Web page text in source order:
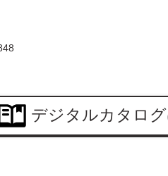
デジタルカタロ